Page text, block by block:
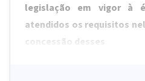
legislação em vigor à
atendidos os requisitos
concessão desses